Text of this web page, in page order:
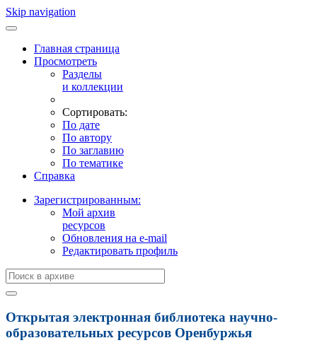
Skip navigation
Главная страница
Просмотреть
Разделы
и коллекции
Сортировать:
По дате
По автору
По заглавию
По тематике
Справка
Зарегистрированным:
Мой архив
ресурсов
Обновления на e-mail
Редактировать профиль
Открытая электронная библиотека научно-
образовательных ресурсов Оренбуржья